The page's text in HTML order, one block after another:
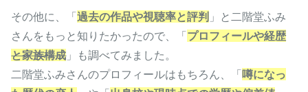
その他に、「過去の作品や視聴率と評判 」と二階堂ふみ
さんをもっと知りたかったので、「プロフィールや経歴
と家族構成」も調べてみました。
二階堂ふみさんのプロフィールはもちろん、「噂になっ